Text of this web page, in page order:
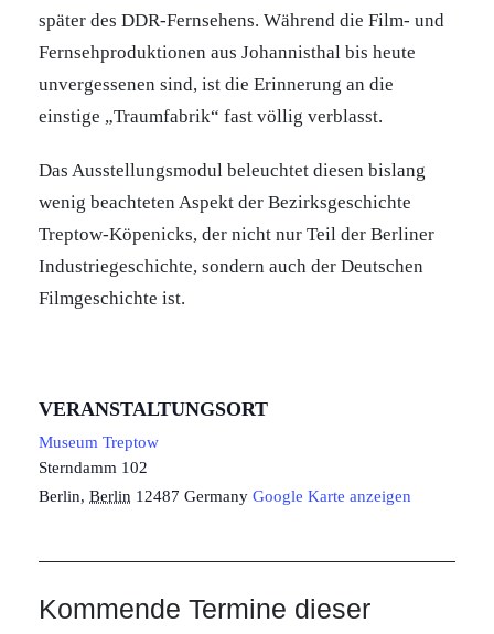
später des DDR-Fernsehens. Während die Film- und
Fernsehproduktionen aus Johannisthal bis heute
unvergessenen sind, ist die Erinnerung an die
einstige „Traumfabrik“ fast völlig verblasst.
Das Ausstellungsmodul beleuchtet diesen bislang
wenig beachteten Aspekt der Bezirksgeschichte
Treptow-Köpenicks, der nicht nur Teil der Berliner
Industriegeschichte, sondern auch der Deutschen
Filmgeschichte ist.
VERANSTALTUNGSORT
Museum Treptow
Sterndamm 102
Berlin, Berlin 12487 Germany Google Karte anzeigen
Kommende Termine dieser